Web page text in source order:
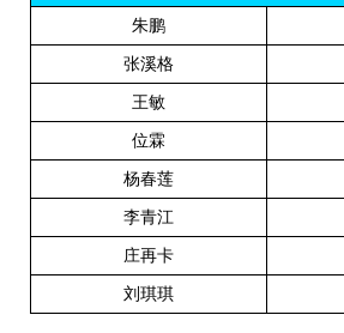
朱鹏
张溪格
王敏
位霖
杨春莲
李青江
庄再卡
刘琪琪